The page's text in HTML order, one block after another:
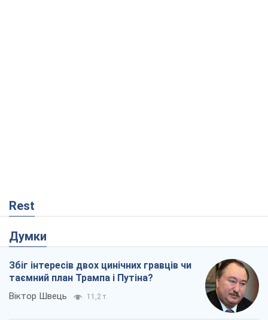
Rest
Думки
Збіг інтересів двох цинічних гравців чи
таємний план Трампа і Путіна?
Віктор Швець 11,2 т.